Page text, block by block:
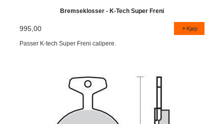
Bremseklosser - K-Tech Super Freni
995,00 Kjøp
Passer K-tech Super Freni calipere.